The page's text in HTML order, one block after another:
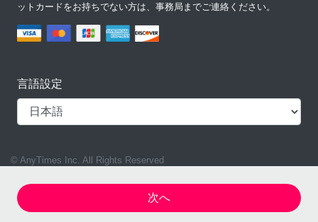
ットカードをお持ちでない方は、事務局までご連絡ください。
言語設定
© AnyTimes Inc. All Rights Reserved